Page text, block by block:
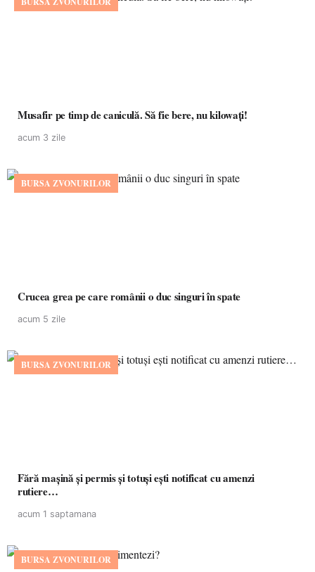
Musafir pe timp de caniculă. Să fie bere, nu kilowați!
acum 3 zile
BURSA ZVONURILOR
Crucea grea pe care românii o duc singuri în spate
acum 5 zile
BURSA ZVONURILOR
Fără mașină și permis și totuși ești notificat cu amenzi
rutiere…
acum 1 saptamana
BURSA ZVONURILOR